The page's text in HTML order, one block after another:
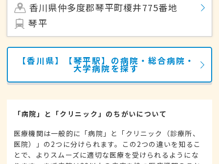
香川県仲多度郡琴平町榎井775番地
琴平
【香川県】【琴平駅】の病院・総合病院・
大学病院を探す
「病院」と「クリニック」のちがいについて
医療機関は一般的に「病院」と「クリニック（診療所、
医院）」の2つに分けられます。この2つの違いを知るこ
とで、よりスムーズに適切な医療を受けられるようにな